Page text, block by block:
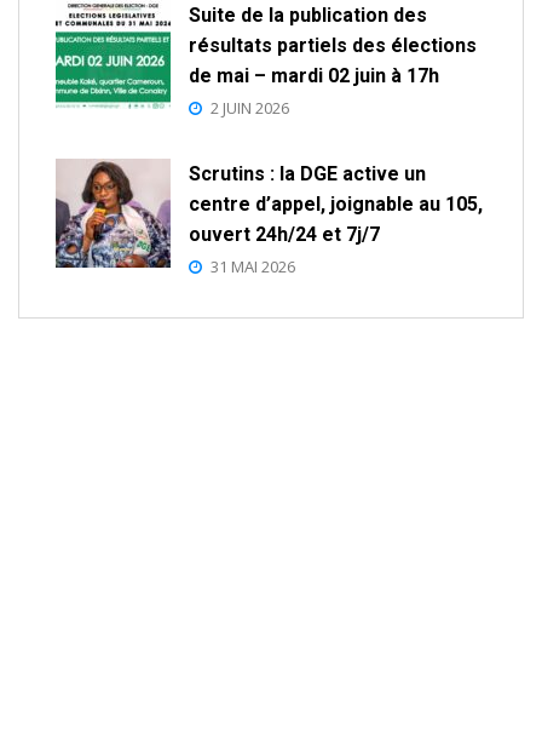
Suite de la publication des
résultats partiels des élections
de mai – mardi 02 juin à 17h
2 JUIN 2026
Scrutins : la DGE active un
centre d’appel, joignable au 105,
ouvert 24h/24 et 7j/7
31 MAI 2026